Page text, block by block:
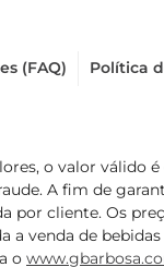
(FAQ) Política
o valor
A fim de
cliente. Os
venda de
o